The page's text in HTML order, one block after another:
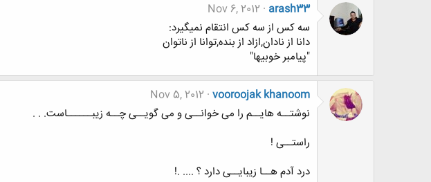
arash33
Nov 6, 2012
سه کس از سه کس انتقام نمیگیرد:
دانا از نادان,ازاد از بنده,توانا از ناتوان
"پیامبر خوبیها"
vooroojak khanoom
Nov 5, 2012
نوشتــه هایــم را می خوانــی و می گویــی چــه زیبــــــاست. . .
راستــی !
درد آدم هــا زیبایــی دارد ؟ .... .!